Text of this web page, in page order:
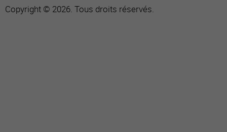
Copyright © 2026. Tous droits réservés.